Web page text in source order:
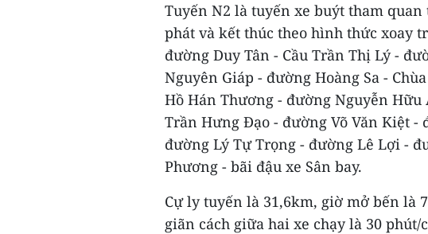
Tuyến N2 là tuyến xe buýt tham
phát và kết thúc theo hình thức xoay
đường Duy Tân - Cầu Trần Thị Lý -
Nguyên Giáp - đường Hoàng Sa -
Hồ Hán Thương - đường Nguyễn
Trần Hưng Đạo - đường Võ Văn Kiệt -
đường Lý Tự Trọng - đường Lê Lợi -
Phương - bãi đậu xe Sân bay.
Cự ly tuyến là 31,6km, giờ mở bến là
giãn cách giữa hai xe chạy là 30 phút/